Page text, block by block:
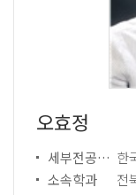
오효정
세부전공분야
한
소속학과
전